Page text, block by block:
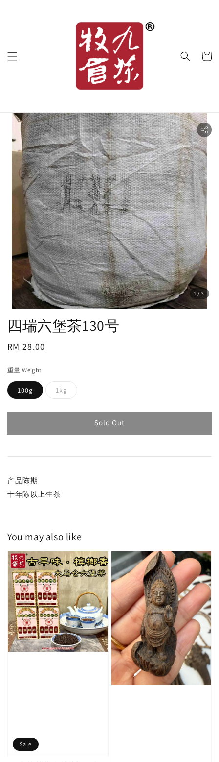
1 /3
四瑞六堡茶130号
Regular
RM 28.00
重量 Weight
100g 1kg
Sold Out
产品陈期
十年陈以上生茶
You may also like
Sale